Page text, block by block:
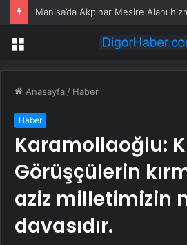
Manisa’da Akpınar Mesire Alanı
Menü
Anasayfa / Haber
Haber
Karamollaoğlu:
Görüşçülerin
aziz milletimizin
davasıdır.